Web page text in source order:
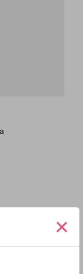
×